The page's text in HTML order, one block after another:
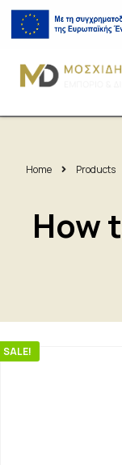
Home Products
How
SALE!